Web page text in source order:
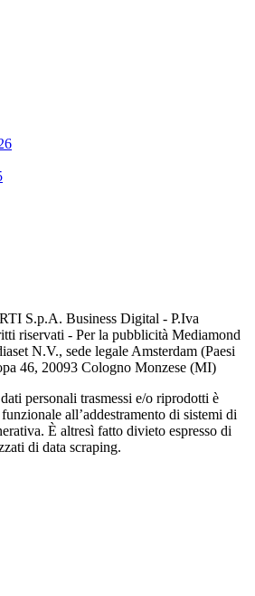
RTI S.p.A. Business Digital - P.Iva
riservati - Per la pubblicità Mediamond
N.V., sede legale Amsterdam (Paesi
46, 20093 Cologno Monzese (MI)
personali trasmessi e/o riprodotti è
all’addestramento di sistemi di
È altresì fatto divieto espresso di
di data scraping.